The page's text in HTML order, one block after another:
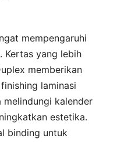
mempengaruhi
Kertas yang lebih
memberikan
laminasi
kalender
estetika.
binding untuk